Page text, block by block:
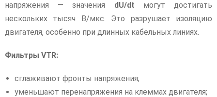
напряжения — значения dU/dt могут достигать
нескольких тысяч В/мкс. Это разрушает изоляцию
двигателя, особенно при длинных кабельных линиях.
Фильтры VTR:
сглаживают фронты напряжения;
уменьшают перенапряжения на клеммах двигателя;